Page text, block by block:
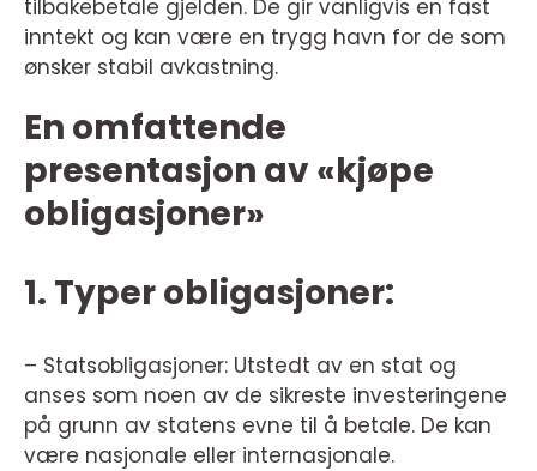
tilbakebetale gjelden. De gir vanligvis en fast
inntekt og kan være en trygg havn for de som
ønsker stabil avkastning.
En omfattende
presentasjon av «kjøpe
obligasjoner»
1. Typer obligasjoner:
– Statsobligasjoner: Utstedt av en stat og
anses som noen av de sikreste investeringene
på grunn av statens evne til å betale. De kan
være nasjonale eller internasjonale.